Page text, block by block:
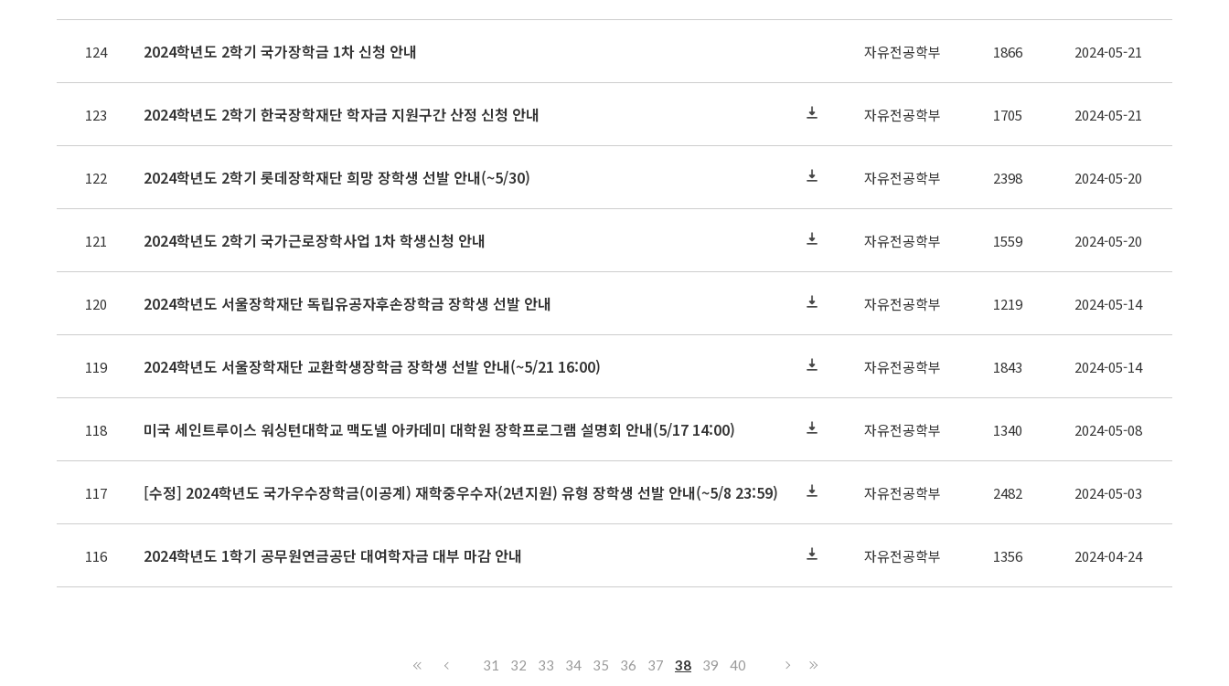
124 2024학년도 2학기 국가장학금 1차 신청 안내 자유전공학부 1866 2024-05-21
123 2024학년도 2학기 한국장학재단 학자금 지원구간 산정 신청 안내 자유전공학부 1705 2024-05-21
122 2024학년도 2학기 롯데장학재단 희망 장학생 선발 안내(~5/30) 자유전공학부 2398 2024-05-20
121 2024학년도 2학기 국가근로장학사업 1차 학생신청 안내 자유전공학부 1559 2024-05-20
120 2024학년도 서울장학재단 독립유공자후손장학금 장학생 선발 안내 자유전공학부 1219 2024-05-14
119 2024학년도 서울장학재단 교환학생장학금 장학생 선발 안내(~5/21 16:00) 자유전공학부 1843 2024-05-14
118 미국 세인트루이스 워싱턴대학교 맥도넬 아카데미 대학원 장학프로그램 설명회 안내(5/17 14:00) 자유전공학부 1340 2024-05-08
117 [수정] 2024학년도 국가우수장학금(이공계) 재학중우수자(2년지원) 유형 장학생 선발 안내(~5/8 23:59) 자유전공학부 2482 2024-05-03
116 2024학년도 1학기 공무원연금공단 대여학자금 대부 마감 안내 자유전공학부 1356 2024-04-24
31 32 33 34 35 36 37 38 39 40